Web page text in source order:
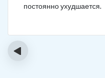
постоянно ухудшается.
‹